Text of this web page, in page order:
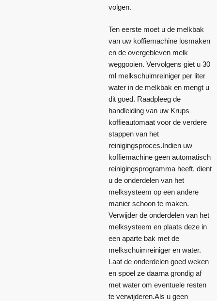
volgen.
Ten eerste moet u de melkbak
van uw koffiemachine losmaken
en de overgebleven melk
weggooien. Vervolgens giet u 30
ml melkschuimreiniger per liter
water in de melkbak en mengt u
dit goed. Raadpleeg de
handleiding van uw Krups
koffieautomaat voor de verdere
stappen van het
reinigingsproces.Indien uw
koffiemachine geen automatisch
reinigingsprogramma heeft, dient
u de onderdelen van het
melksysteem op een andere
manier schoon te maken.
Verwijder de onderdelen van het
melksysteem en plaats deze in
een aparte bak met de
melkschuimreiniger en water.
Laat de onderdelen goed weken
en spoel ze daarna grondig af
met water om eventuele resten
te verwijderen.Als u geen